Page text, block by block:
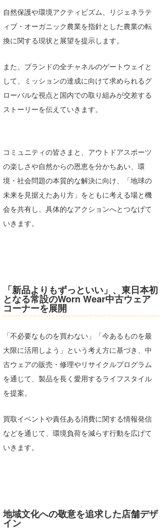
自然保護や環境アクティビズム、リジェネラテ
ィブ・オーガニック農業を指針とした農業の転
換に関する現状と展望を提示します。
また、ブランドの全チャネルのゲートウェイと
して、ミッションの達成に向けて求められるグ
ローバルな視点と国内での取り組みが交差する
ストーリーを伝えていきます。
コミュニティの皆さまと、アウトドアスポーツ
の楽しさや自然からの恩恵を分かちあい、環
境・社会問題の本質的な解決に向け、「地球の
未来を見据えたあり方」をともに考える場と機
会を共有し、具体的なアクションへとつなげて
いきます。
「新品よりもずっといい」、東日本初
となる常設のWorn Wear中古ウェア
コーナーを展開
「不必要なものを買わない」「今あるものを最
大限に活用しよう」という考え方に基づき、中
古ウェアの販売・修理やリサイクルプログラム
を通じて、製品を長く愛用するライフスタイル
を提案。
買取イベントや責任ある消費に関する情報発信
などを通じて、環境負荷を減らす行動を広げて
いきます。
地域文化への敬意を追求した店舗デザ
イン